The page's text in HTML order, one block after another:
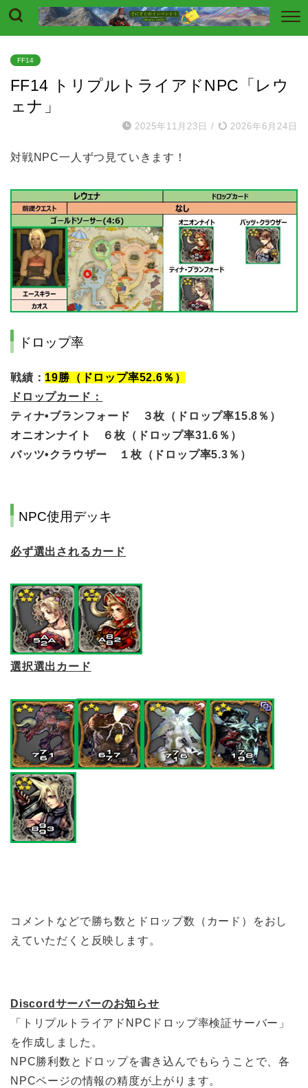
FF14
FF14 トリプルトライアドNPC「レウ
ェナ」
2025年11月23日 / 2026年6月24日
対戦NPC一人ずつ見ていきます！
ドロップ率
戦績： 19勝（ドロップ率52.6％）
ドロップカード：
ティナ•ブランフォード ３枚（ドロップ率15.8％）
オニオンナイト ６枚（ドロップ率31.6％）
バッツ•クラウザー １枚（ドロップ率5.3％）
NPC使用デッキ
必ず選出されるカード
選択選出カード
コメントなどで勝ち数とドロップ数（カード）をおし
えていただくと反映します。
Discordサーバーのお知らせ
「トリプルトライアドNPCドロップ率検証サーバー」
を作成しました。
NPC勝利数とドロップを書き込んでもらうことで、各
NPCページの情報の精度が上がります。